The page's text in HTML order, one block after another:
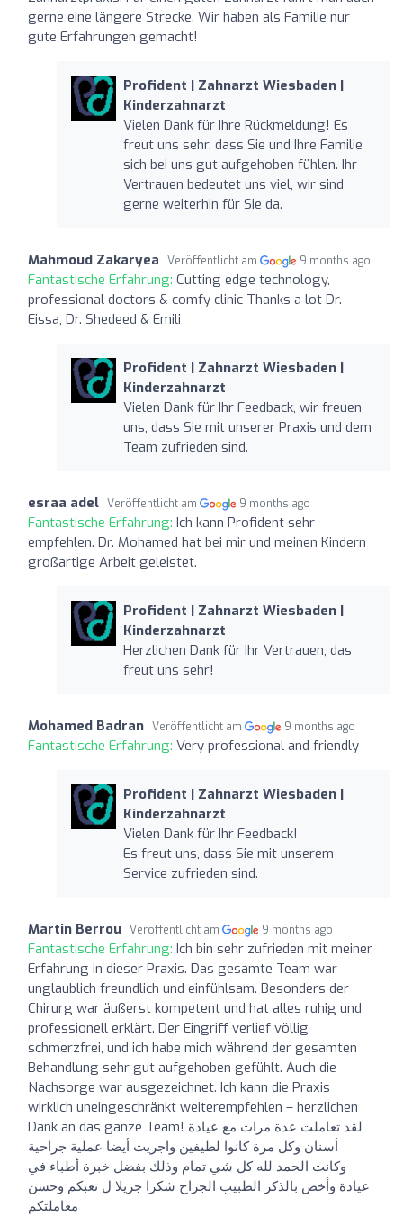
gerne eine längere Strecke. Wir haben als Familie nur
gute Erfahrungen gemacht!
Profident | Zahnarzt Wiesbaden |
Kinderzahnarzt
Vielen Dank für Ihre Rückmeldung! Es
freut uns sehr, dass Sie und Ihre Familie
sich bei uns gut aufgehoben fühlen. Ihr
Vertrauen bedeutet uns viel, wir sind
gerne weiterhin für Sie da.
Mahmoud Zakaryea Veröffentlicht am 9 months ago
Fantastische Erfahrung: Cutting edge technology,
professional doctors & comfy clinic Thanks a lot Dr.
Eissa, Dr. Shedeed & Emili
Profident | Zahnarzt Wiesbaden |
Kinderzahnarzt
Vielen Dank für Ihr Feedback, wir freuen
uns, dass Sie mit unserer Praxis und dem
Team zufrieden sind.
esraa adel Veröffentlicht am 9 months ago
Fantastische Erfahrung: Ich kann Profident sehr
empfehlen. Dr. Mohamed hat bei mir und meinen Kindern
großartige Arbeit geleistet.
Profident | Zahnarzt Wiesbaden |
Kinderzahnarzt
Herzlichen Dank für Ihr Vertrauen, das
freut uns sehr!
Mohamed Badran Veröffentlicht am 9 months ago
Fantastische Erfahrung: Very professional and friendly
Profident | Zahnarzt Wiesbaden |
Kinderzahnarzt
Vielen Dank für Ihr Feedback!
Es freut uns, dass Sie mit unserem
Service zufrieden sind.
Martin Berrou Veröffentlicht am 9 months ago
Fantastische Erfahrung: Ich bin sehr zufrieden mit meiner
Erfahrung in dieser Praxis. Das gesamte Team war
unglaublich freundlich und einfühlsam. Besonders der
Chirurg war äußerst kompetent und hat alles ruhig und
professionell erklärt. Der Eingriff verlief völlig
schmerzfrei, und ich habe mich während der gesamten
Behandlung sehr gut aufgehoben gefühlt. Auch die
Nachsorge war ausgezeichnet. Ich kann die Praxis
wirklich uneingeschränkt weiterempfehlen – herzlichen
Dank an das ganze Team! لقد تعاملت عدة مرات مع عيادة
أسنان وكل مرة كانوا لطيفين واجريت أيضا عملية جراحية
وكانت الحمد لله كل شي تمام وذلك بفضل خبرة أطباء في
عيادة وأخص بالذكر الطبيب الجراح شكرا جزيلا ل تعبكم وحسن
معاملتكم